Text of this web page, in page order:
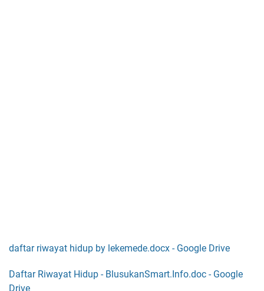
daftar riwayat hidup by lekemede.docx - Google Drive
Daftar Riwayat Hidup - BlusukanSmart.Info.doc - Google
Drive